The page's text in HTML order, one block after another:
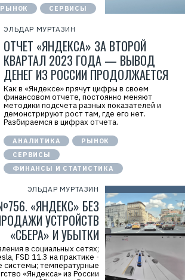
РЫНОК СЕРВИСЫ
ЭЛЬДАР МУРТАЗИН
ОТЧЕТ «ЯНДЕКСА» ЗА ВТОРОЙ
КВАРТАЛ 2023 ГОДА — ВЫВОД
ДЕНЕГ ИЗ РОССИИ ПРОДОЛЖАЕТСЯ
Как в «Яндексе» прячут цифры в своем
финансовом отчете, постоянно меняют
методики подсчета разных показателей и
демонстрируют рост там, где его нет.
Разбираемся в цифрах отчета.
АНАЛИТИКА
РЫНОК
СЕРВИСЫ
ФИНАНСЫ И СТАТИСТИКА
ЭЛЬДАР МУРТАЗИН
«ЯНДЕКС» БЕЗ
УСТРОЙСТВ
«СБЕРА» И УБЫТКИ
в социальных сетях;
FSD 11.3 на практике -
системы; температурные
«Яндекса» из России